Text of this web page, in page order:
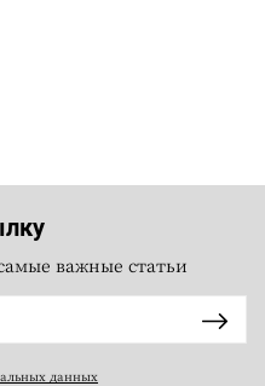
важные статьи
данных